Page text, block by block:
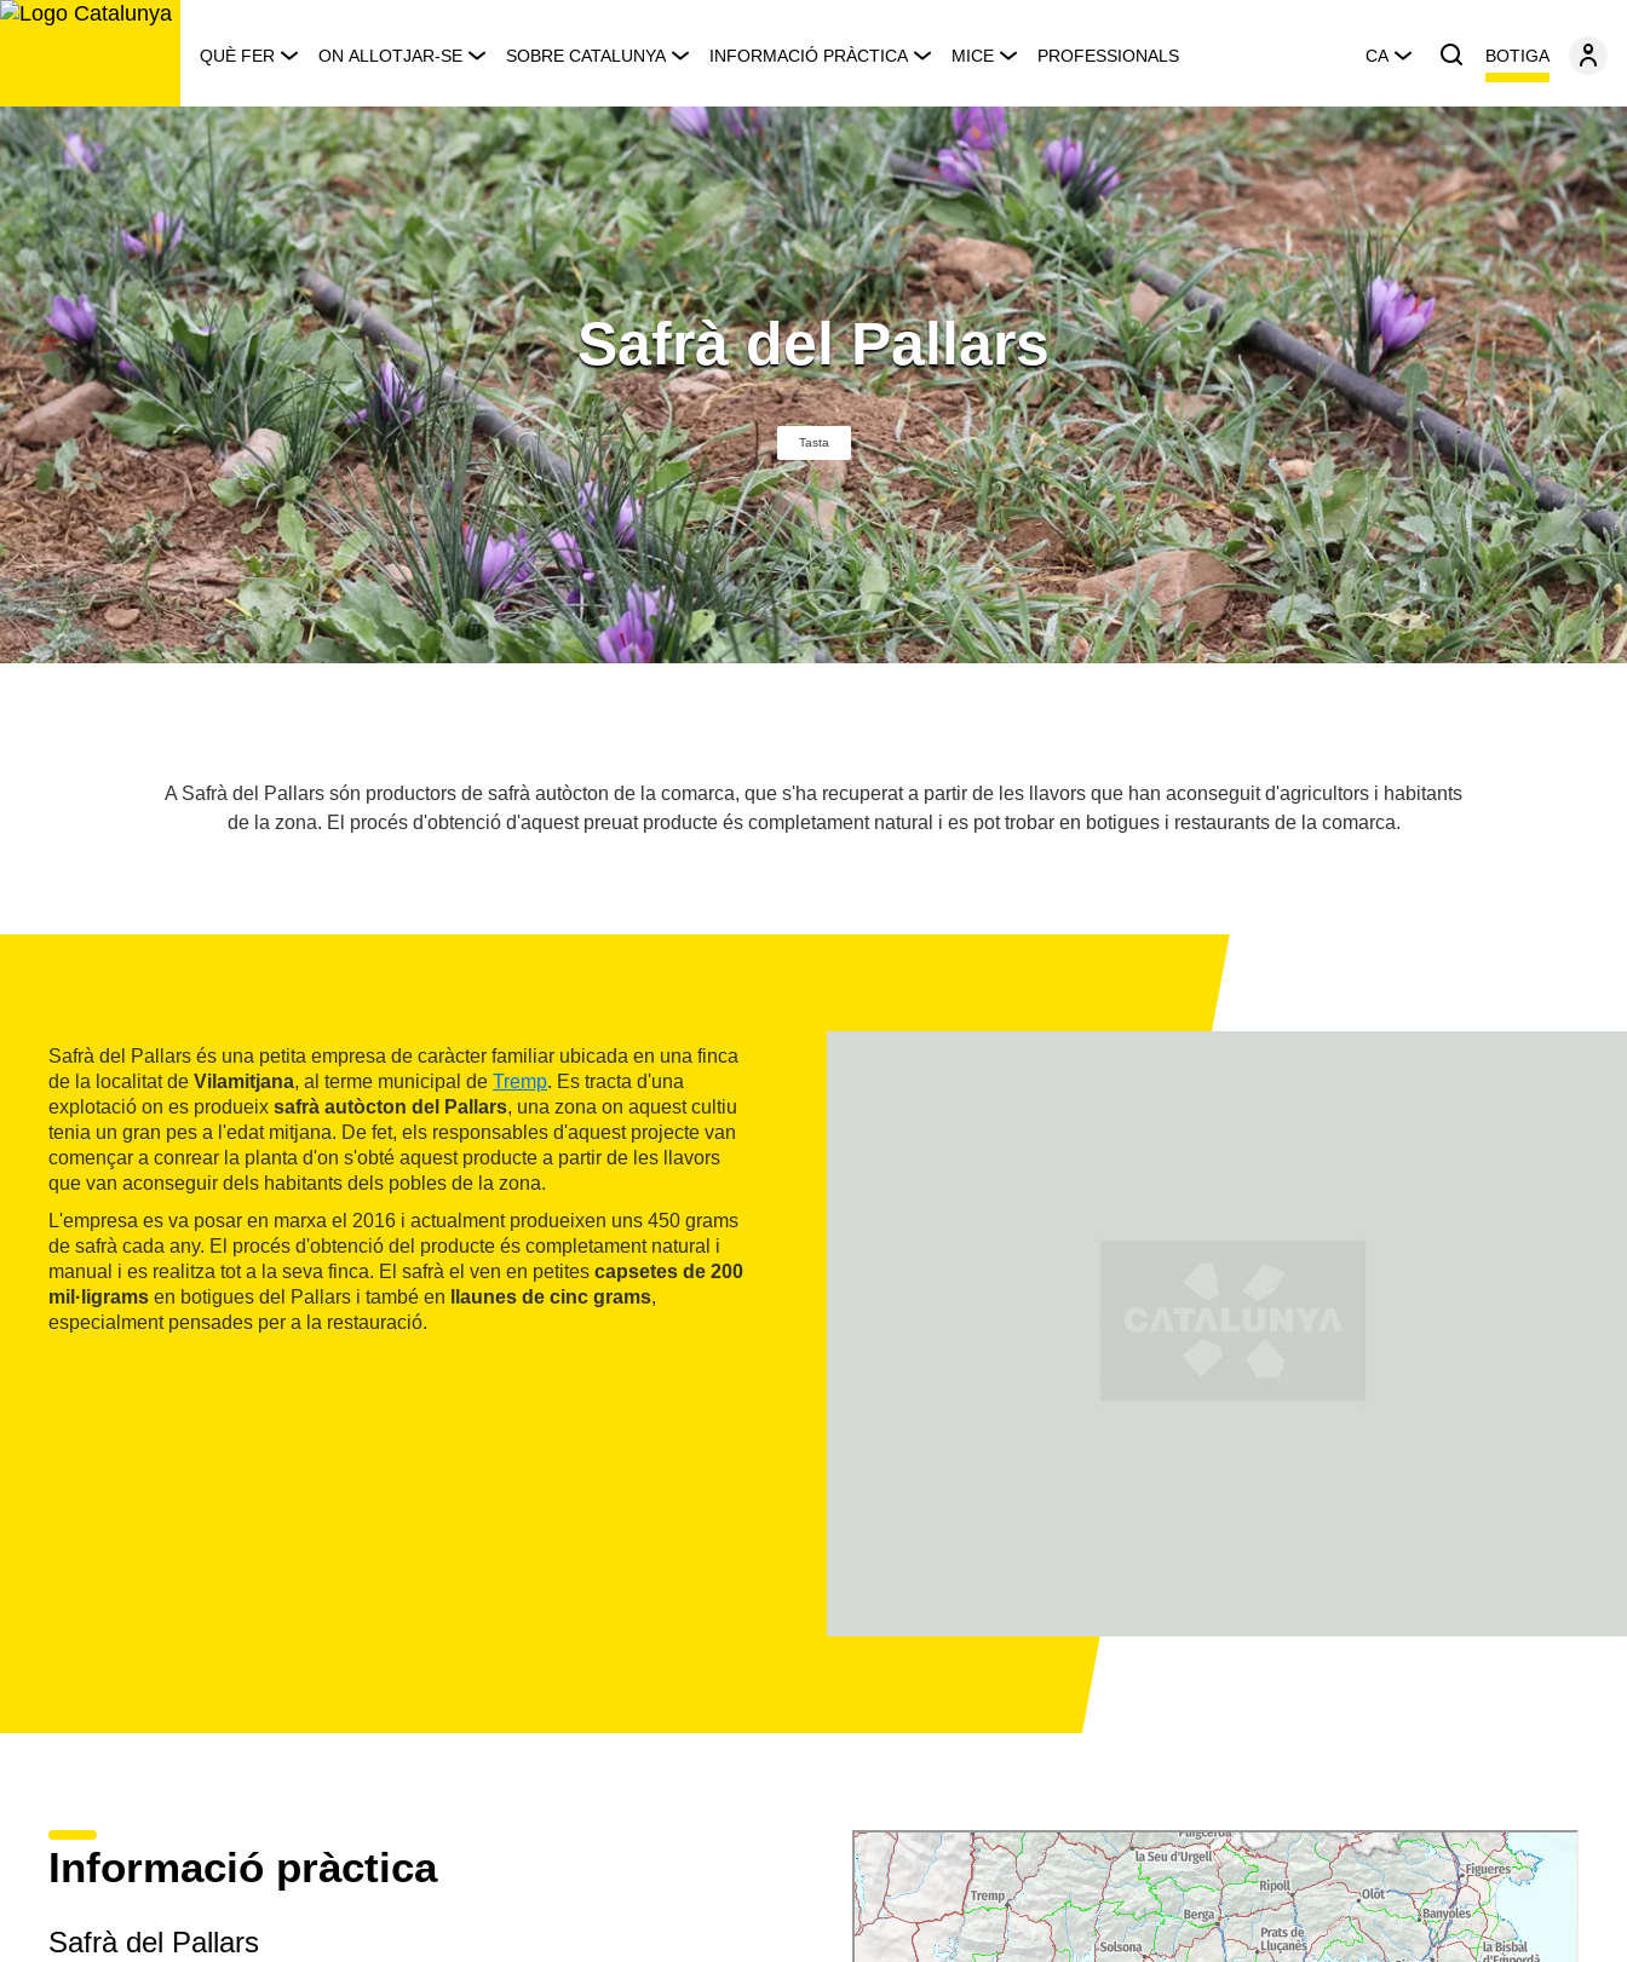
Saltar
QUÈ FER ON ALLOTJAR-SE SOBRE CATALUNYA INFORMACIÓ PRÀCTICA MICE PROFESSIONALS CA BOTIGA
Safrà del Pallars
Tasta
A Safrà del Pallars són productors de safrà autòcton de la comarca, que s'ha recuperat a partir de les llavors que han aconseguit d'agricultors i habitants
de la zona. El procés d'obtenció d'aquest preuat producte és completament natural i es pot trobar en botigues i restaurants de la comarca.
Safrà del Pallars és una petita empresa de caràcter familiar ubicada en una finca
de la localitat de Vilamitjana, al terme municipal de Tremp. Es tracta d'una
explotació on es produeix safrà autòcton del Pallars, una zona on aquest cultiu
tenia un gran pes a l'edat mitjana. De fet, els responsables d'aquest projecte van
començar a conrear la planta d'on s'obté aquest producte a partir de les llavors
que van aconseguir dels habitants dels pobles de la zona.
L'empresa es va posar en marxa el 2016 i actualment produeixen uns 450 grams
de safrà cada any. El procés d'obtenció del producte és completament natural i
manual i es realitza tot a la seva finca. El safrà el ven en petites capsetes de 200
mil·ligrams en botigues del Pallars i també en llaunes de cinc grams,
especialment pensades per a la restauració.
Informació pràctica
Safrà del Pallars